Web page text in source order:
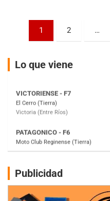
Paginación
entradas
1 2 …
Lo que viene
Victoria (Entre Ríos)
Moto Club Reginense (Tierra)
Gral. E. Godoy (Río Negro)
Juventud Unida (Tierra)
Humboldt (Santa Fe)
Ciudad de Avellaneda (Asfalto)
Publicidad